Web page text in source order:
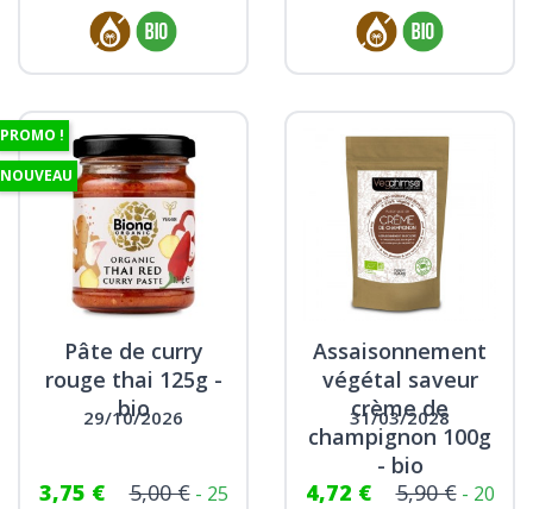
Pâte de curry
rouge thai 125g -
bio
29/10/2026
3,75 € 5,00 € - 25
PROMO !
NOUVEAU
Assaisonnement
végétal saveur
crème de
champignon 100g
- bio
31/03/2028
4,72 € 5,90 € - 20